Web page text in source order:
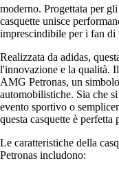
moderno. Progettata per
casquette unisce
imprescindibile per i fan di
Realizzata da adidas,
l'innovazione e la qualità.
AMG Petronas, un
automobilistiche. Sia che
evento sportivo o
questa casquette è perfetta
Le caratteristiche della
Petronas includono: